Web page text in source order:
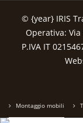
© {year} IRIS
Operativa: Via
P.IVA IT
Montaggio mobili